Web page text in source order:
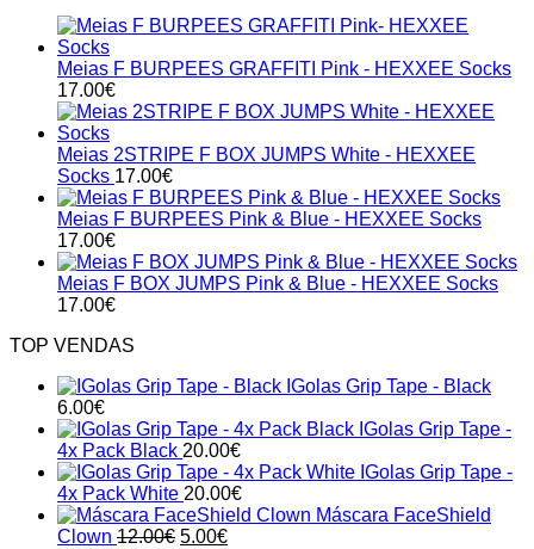
Meias F BURPEES GRAFFITI Pink - HEXXEE Socks
17.00€
Meias 2STRIPE F BOX JUMPS White - HEXXEE
Socks 17.00€
Meias F BURPEES Pink & Blue - HEXXEE Socks
17.00€
Meias F BOX JUMPS Pink & Blue - HEXXEE Socks
17.00€
TOP VENDAS
IGolas Grip Tape - Black
6.00€
IGolas Grip Tape -
4x Pack Black 20.00€
IGolas Grip Tape -
4x Pack White 20.00€
Máscara FaceShield
Clown 12.00€ Original
5.00€Current